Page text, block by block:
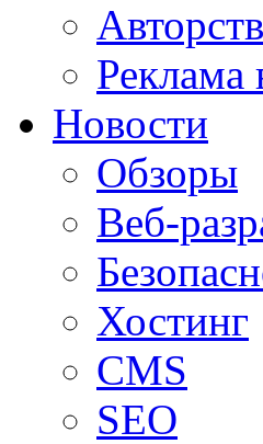
Реклама
Новости
Обзоры
Веб-
Хостинг
CMS
SEO